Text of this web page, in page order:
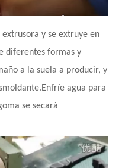
y se extruye en
diferentes formas y
a la suela a producir, y
agua para
se secará